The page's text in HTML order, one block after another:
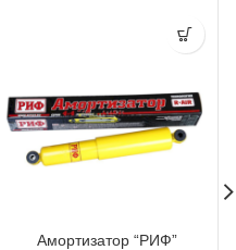
Амортизатор “РИФ”